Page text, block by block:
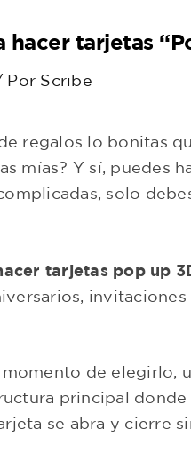
tarjetas
Por Scribe
regalos lo bonitas
mías? Y sí, puedes
solo
tarjetas pop up
de elegirlo,
principal
se abra y cierre